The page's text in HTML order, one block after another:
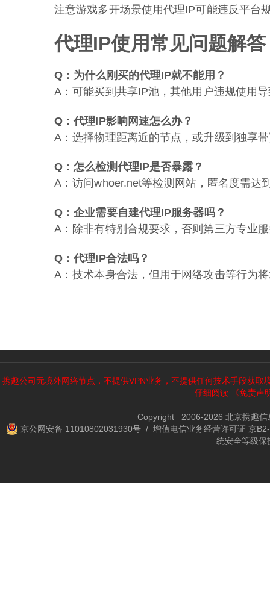
注意游戏多开场景使用代理IP可能违反平台
代理IP使用常见问题解答
Q：为什么刚买的代理IP就不能用？
A：可能买到共享IP池，其他用户违规使用
Q：代理IP影响网速怎么办？
A：选择物理距离近的节点，或升级到独享
Q：怎么检测代理IP是否暴露？
A：访问whoer.net等检测网站，匿名度需达
Q：企业需要自建代理IP服务器吗？
A：除非有特别合规要求，否则第三方专业
Q：代理IP合法吗？
A：技术本身合法，但用于网络攻击等行为
携趣公司无境外网络节点，不提供VPN业务，不提供任何技术手段获
仔细阅读
《免责声
Copyright 2006-2026 北京携趣信
京公网安备 11010802031930号 / 增值电信业务经营许可证 京
统安全等级